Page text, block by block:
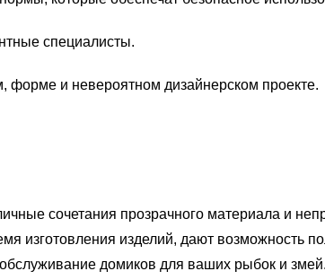
специалисты.
форме и невероятном дизайнерском проекте.
сочетания прозрачного материала и
изготовления изделий, дают возможность
домиков для ваших рыбок и